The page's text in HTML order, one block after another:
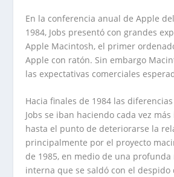
En la conferencia anual de Apple
1984, Jobs presentó con grandes
Apple Macintosh, el primer
Apple con ratón. Sin embargo
las expectativas comerciales
Hacia finales de 1984 las
Jobs se iban haciendo cada vez
hasta el punto de deteriorarse la
principalmente por el proyecto
de 1985, en medio de una
interna que se saldó con el despido